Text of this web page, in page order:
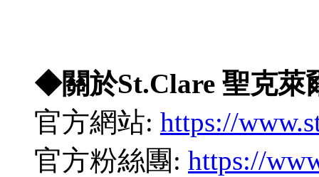
◆關於St.Clare 聖克萊
官方網站: https://
官方粉絲團: https://